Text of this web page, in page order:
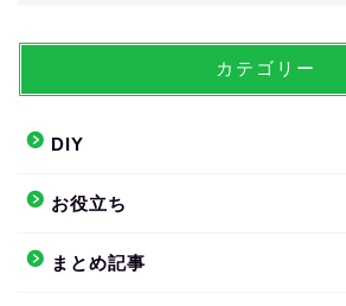
カテゴリー
DIY
お役立ち
まとめ記事